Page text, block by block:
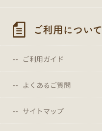
ご利用について
ご利用ガイド
よくあるご質問
サイトマップ